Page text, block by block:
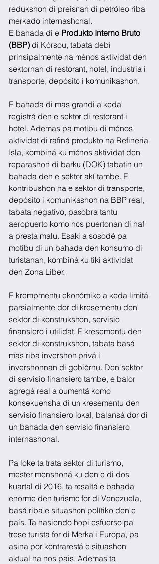
redukshon di preisnan di petróleo riba
merkado internashonal.
E bahada di e Produkto Interno Bruto
(BBP) di Kòrsou, tabata debí
prinsipalmente na ménos aktividat den
sektornan di restorant, hotel, industria i
transporte, depósito i komunikashon.
E bahada di mas grandi a keda
registrá den e sektor di restorant i
hotel. Ademas pa motibu di ménos
aktividat di rafiná produkto na Refineria
Isla, kombiná ku ménos aktividat den
reparashon di barku (DOK) tabatin un
bahada den e sektor akí tambe. E
kontribushon na e sektor di transporte,
depósito i komunikashon na BBP real,
tabata negativo, pasobra tantu
aeropuerto komo nos puertonan di haf
a presta malu. Esaki a sosodé pa
motibu di un bahada den konsumo di
turistanan, kombiná ku tiki aktividat
den Zona Liber.
E krempmentu ekonómiko a keda limitá
parsialmente dor di kresementu den
sektor di konstrukshon, servisio
finansiero i utilidat. E kresementu den
sektor di konstrukshon, tabata basá
mas riba invershon privá i
invershonnan di gobièrnu. Den sektor
di servisio finansiero tambe, e balor
agregá real a oumentá komo
konsekuensha di un kresementu den
servisio finansiero lokal, balansá dor di
un bahada den servisio finansiero
internashonal.
Pa loke ta trata sektor di turismo,
mester menshoná ku den e di dos
kuartal di 2016, ta resaltá e bahada
enorme den turismo for di Venezuela,
basá riba e situashon polítiko den e
país. Ta hasiendo hopi esfuerso pa
trese turista for di Merka i Europa, pa
asina por kontrarestá e situashon
aktual na nos pais. Ademas ta